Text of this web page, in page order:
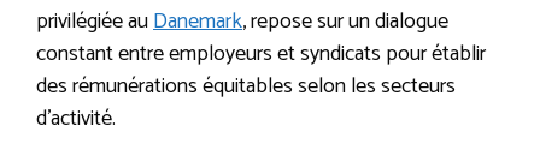
privilégiée auDanemark, repose sur un dialogue
constant entre employeurs et syndicats pour établir
des rémunérations équitables selon les secteurs
d’activité.